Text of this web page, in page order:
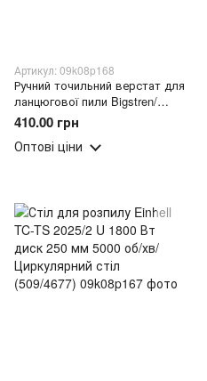
Артикул: 09k08p168
Ручний точильний верстат для
ланцюгової пили Bigstren/
Верстат для заточування
ланцюгів (509/4678)
410.00 грн
Оптові ціни